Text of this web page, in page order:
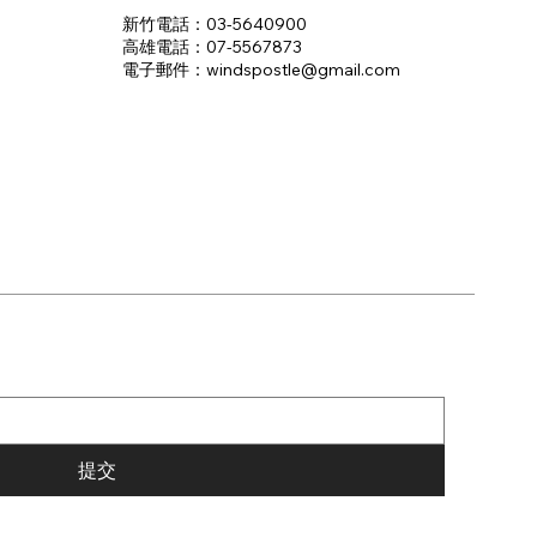
新竹電話：03-5640900
高雄電話：07-5567873
電子郵件：​windspostle@gmail.com
提交